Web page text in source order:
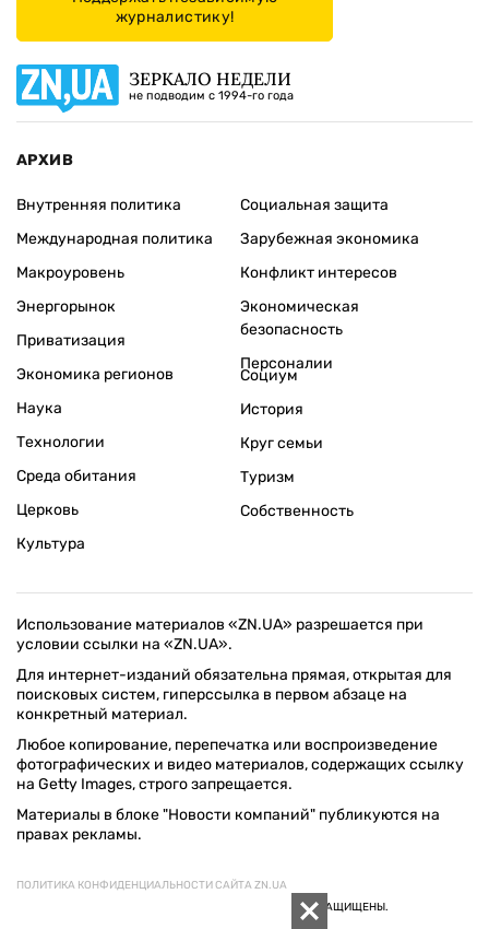
журналистику!
ЗЕРКАЛО НЕДЕЛИ
не подводим с 1994-го года
АРХИВ
Внутренняя политика
Международная политика
Макроуровень
Энергорынок
Приватизация
Экономика регионов
Социальная защита
Зарубежная экономика
Конфликт интересов
Экономическая
безопасность
Персоналии
Наука
Технологии
Среда обитания
Церковь
Культура
Социум
История
Круг семьи
Туризм
Собственность
Использование материалов «ZN.UA» разрешается при
условии ссылки на «ZN.UA».
Для интернет-изданий обязательна прямая, открытая для
поисковых систем, гиперссылка в первом абзаце на
конкретный материал.
Любое копирование, перепечатка или воспроизведение
фотографических и видео материалов, содержащих ссылку
на Getty Images, строго запрещается.
Материалы в блоке "Новости компаний" публикуются на
правах рекламы.
ПОЛИТИКА КОНФИДЕНЦИАЛЬНОСТИ САЙТА ZN.UA
© 1994–2026 «ЗЕРКАЛО НЕДЕЛИ. УКРАИНА». ВСЕ ПРАВА ЗАЩИЩЕНЫ.